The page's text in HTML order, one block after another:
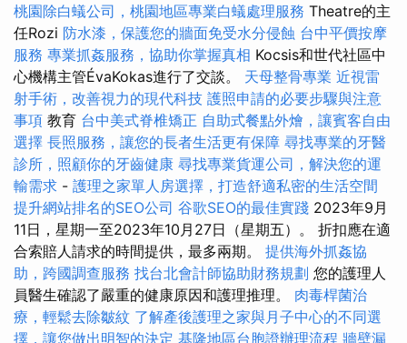
桃園除白蟻公司，桃園地區專業白蟻處理服務 Theatre的主
任Rozi 防水漆，保護您的牆面免受水分侵蝕 台中平價按摩
服務 專業抓姦服務，協助你掌握真相 Kocsis和世代社區中
心機構主管ÉvaKokas進行了交談。 天母整骨專業 近視雷
射手術，改善視力的現代科技 護照申請的必要步驟與注意
事項 教育 台中美式脊椎矯正 自助式餐點外燴，讓賓客自由
選擇 長照服務，讓您的長者生活更有保障 尋找專業的牙醫
診所，照顧你的牙齒健康 尋找專業貨運公司，解決您的運
輸需求 - 護理之家單人房選擇，打造舒適私密的生活空間
提升網站排名的SEO公司 谷歌SEO的最佳實踐 2023年9月
11日，星期一至2023年10月27日（星期五）。 折扣應在適
合索賠人請求的時間提供，最多兩期。 提供海外抓姦協
助，跨國調查服務 找台北會計師協助財務規劃 您的護理人
員醫生確認了嚴重的健康原因和護理推理。 肉毒桿菌治
療，輕鬆去除皺紋 了解產後護理之家與月子中心的不同選
擇，讓您做出明智的決定 基隆地區台胞證辦理流程 牆壁漏